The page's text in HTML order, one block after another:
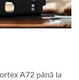
A72 până la